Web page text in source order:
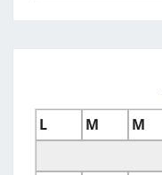
L
M M